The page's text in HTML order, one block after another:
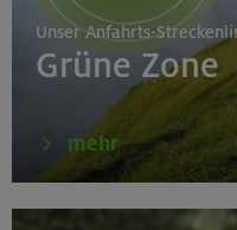
Unser Anfahrts-
Grüne Zone
mehr